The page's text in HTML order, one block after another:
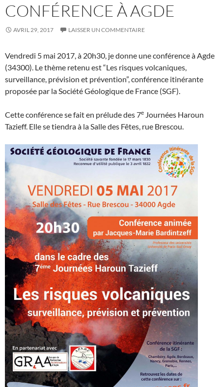
CONFÉRENCE À AGDE
AVRIL 29, 2017 LAISSER UN COMMENTAIRE
Vendredi 5 mai 2017, à 20h30, je donne une conférence à Agde
(34300). Le thème retenu est “Les risques volcaniques,
surveillance, prévision et prévention”, conférence itinérante
proposée par la Société Géologique de France (SGF).
Cette conférence se fait en prélude des 7e Journées Haroun
Tazieff. Elle se tiendra à la Salle des Fêtes, rue Brescou.